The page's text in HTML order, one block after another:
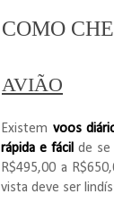
COMO
AVIÃO
Existem voos
rápida e fácil de se
R$495,00 a
vista deve ser